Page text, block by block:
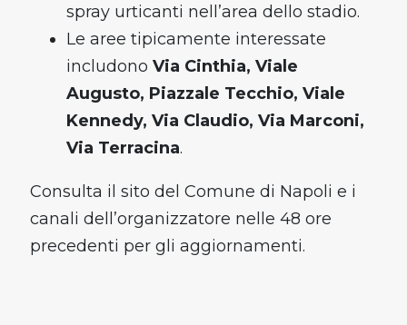
spray urticanti nell’area dello stadio.
Le aree tipicamente interessate
includono Via Cinthia, Viale
Augusto, Piazzale Tecchio, Viale
Kennedy, Via Claudio, Via Marconi,
Via Terracina.
Consulta il sito del Comune di Napoli e i
canali dell’organizzatore nelle 48 ore
precedenti per gli aggiornamenti.